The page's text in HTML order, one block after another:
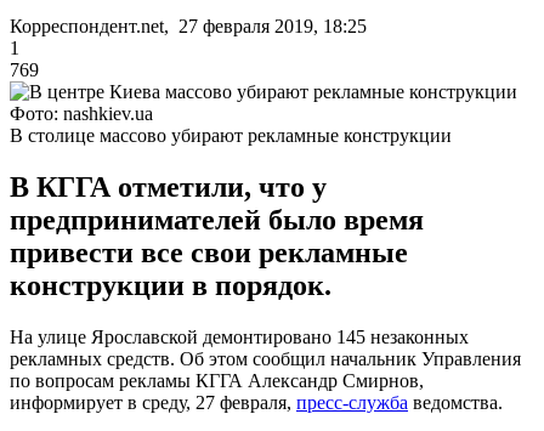
Корреспондент.net, 27 февраля 2019, 18:25
1
769
Фото: nashkiev.ua
В столице массово убирают рекламные конструкции
В КГГА отметили, что у
предпринимателей было время
привести все свои рекламные
конструкции в порядок.
На улице Ярославской демонтировано 145 незаконных
рекламных средств. Об этом сообщил начальник Управления
по вопросам рекламы КГГА Александр Смирнов,
информирует в среду, 27 февраля, пресс-служба ведомства.